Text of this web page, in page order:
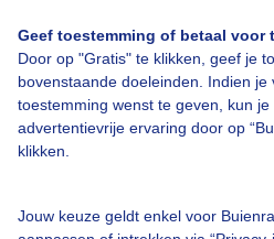
Geef toestemming of betaal voor
Door op "Gratis" te klikken, geef je
bovenstaande doeleinden. Indien
toestemming wenst te geven, kun
advertentievrije ervaring door op
klikken.
Jouw keuze geldt enkel voor
Contact
Toegankelijkheid
Gebruikersvoorwaarden
Adverteren
Privacy beleid